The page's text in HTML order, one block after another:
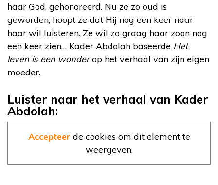
haar God, gehonoreerd. Nu ze zo oud is
geworden, hoopt ze dat Hij nog een keer naar
haar wil luisteren. Ze wil zo graag haar zoon nog
een keer zien… Kader Abdolah baseerde Het
leven is een wonderop het verhaal van zijn eigen
moeder.
Luister naar het verhaal van Kader
Abdolah:
Accepteer de cookies om dit element te
weergeven.